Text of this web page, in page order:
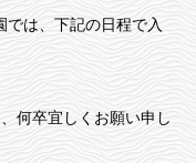
は、下記の日程で入
何卒宜しくお願い申し